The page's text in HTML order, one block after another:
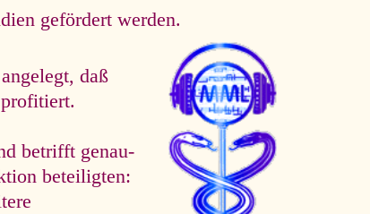
gefördert werden.
daß
betrifft ge­nau­
beteiligten: